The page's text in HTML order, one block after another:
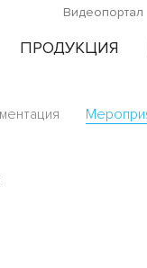
Видеопортал
ПРОДУКЦИЯ